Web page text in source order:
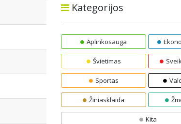
Kategorijos
Aplinkosauga
Švietimas
Sportas
Žiniasklaida
Kita